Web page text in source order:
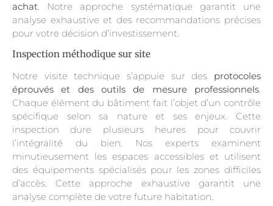
achat. Notre approche systématique garantit une
analyse exhaustive et des recommandations précises
pour votre décision d’investissement.
Inspection méthodique sur site
Notre visite technique s’appuie sur des protocoles
éprouvés et des outils de mesure professionnels.
Chaque élément du bâtiment fait l’objet d’un contrôle
spécifique selon sa nature et ses enjeux. Cette
inspection dure plusieurs heures pour couvrir
l’intégralité du bien. Nos experts examinent
minutieusement les espaces accessibles et utilisent
des équipements spécialisés pour les zones difficiles
d’accès. Cette approche exhaustive garantit une
analyse complète de votre future habitation.